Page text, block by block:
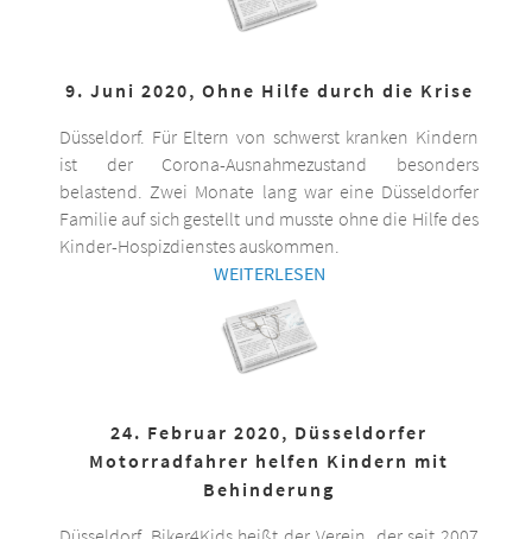
9. Juni 2020, Ohne Hilfe durch die Krise
Düsseldorf. Für Eltern von schwerst kranken Kindern
ist der Corona-Ausnahmezustand besonders
belastend. Zwei Monate lang war eine Düsseldorfer
Familie auf sich gestellt und musste ohne die Hilfe des
Kinder-Hospizdienstes auskommen.
WEITERLESEN
24. Februar 2020, Düsseldorfer
Motorradfahrer helfen Kindern mit
Behinderung